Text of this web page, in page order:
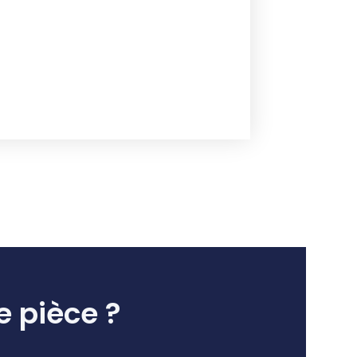
pièce ?